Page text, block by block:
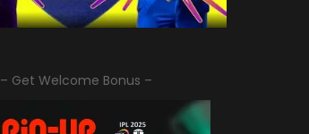
– Get Welcome Bonus –